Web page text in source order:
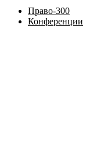
Право-300
Конференции